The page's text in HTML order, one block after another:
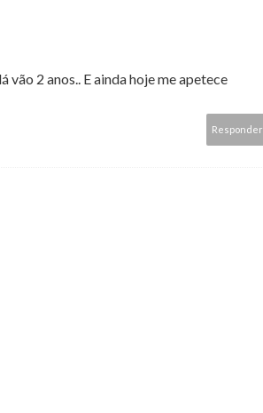
vão 2 anos.. E ainda hoje me apetece
Responder